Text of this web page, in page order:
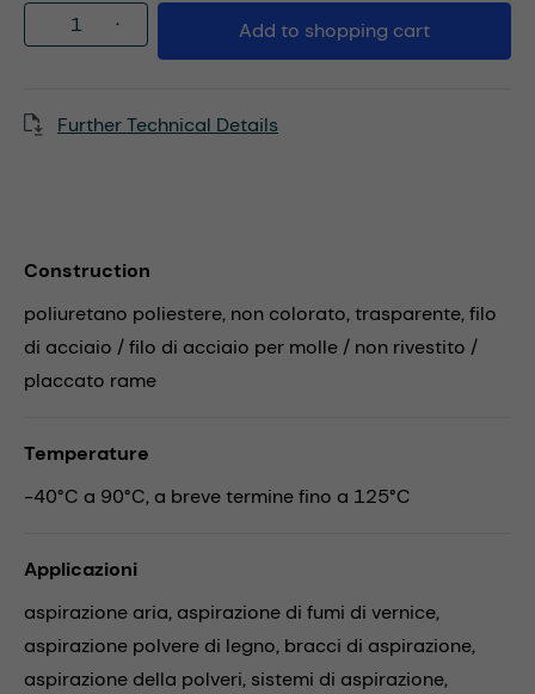
Product Quantity: Enter the desired
Add to shopping cart
Further Technical Details
Construction
poliuretano poliestere, non colorato, trasparente, filo
di acciaio / filo di acciaio per molle / non rivestito /
placcato rame
Temperature
-40°C a 90°C, a breve termine fino a 125°C
Applicazioni
aspirazione aria, aspirazione di fumi di vernice,
aspirazione polvere di legno, bracci di aspirazione,
aspirazione della polveri, sistemi di aspirazione,